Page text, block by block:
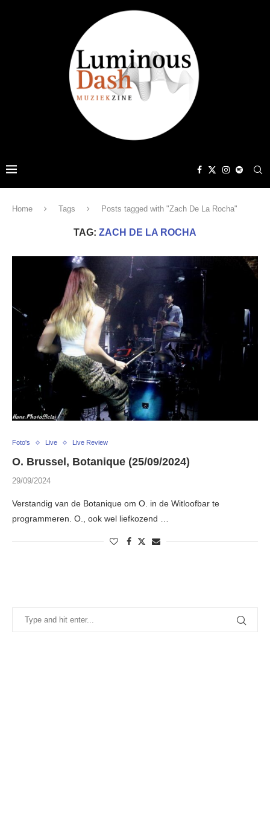
Home Tags Posts tagged with "Zach De La Rocha"
TAG: ZACH DE LA ROCHA
Foto's Live Live Review
O. Brussel, Botanique (25/09/2024)
29/09/2024
Verstandig van de Botanique om O. in de Witloofbar te
programmeren. O., ook wel liefkozend …